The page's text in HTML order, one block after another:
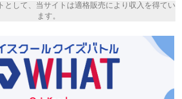
として、当サイトは適格販売により収入を得てい
ます。